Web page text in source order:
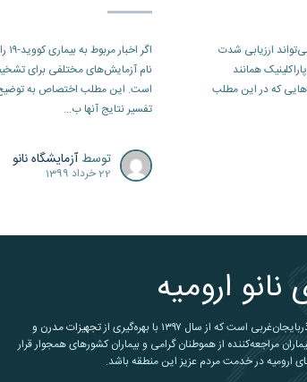
ارزیابی شدت
همانند
که در این مطلب
نام آزمایش‌های مختلفی برای
است. این مطلب اختصاص به توضیح
تفسیر نتایج آنها ب...
توسط آزمایشگاه نانو
22 خرداد 1399
نانو ارومیه
است که از سال ۱۳۹۷ با بهره‌گیری از
تجهیزات مدرن و
مراجعه‌کننده از هموطنان گرامی و بیماران کشورهای همجوار قرار
ارومیه در خدمت مردم عزیز این منطقه باشد.